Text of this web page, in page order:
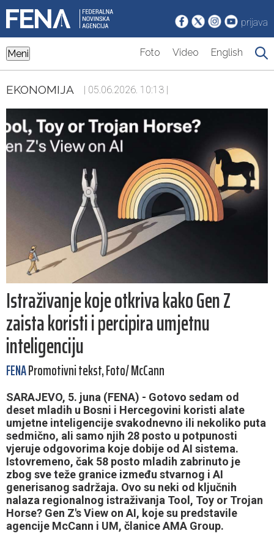
prijava
Meni Foto Video English
EKONOMIJA | 05.06.2026. 10:13 |
Istraživanje koje otkriva kako Gen Z
zaista koristi i percipira umjetnu
inteligenciju
FENAPromotivni tekst, Foto/ McCann
SARAJEVO, 5. juna (FENA) - Gotovo sedam od
deset mladih u Bosni i Hercegovini koristi alate
umjetne inteligencije svakodnevno ili nekoliko puta
sedmično, ali samo njih 28 posto u potpunosti
vjeruje odgovorima koje dobije od AI sistema.
Istovremeno, čak 58 posto mladih zabrinuto je
zbog sve teže granice između stvarnog i AI
generisanog sadržaja. Ovo su neki od ključnih
nalaza regionalnog istraživanja Tool, Toy or Trojan
Horse? Gen Z's View on AI, koje su predstavile
agencije McCann i UM, članice AMA Group.